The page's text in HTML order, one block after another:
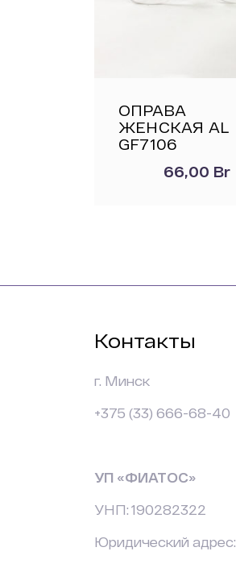
ОПРАВА
ЖЕНСКАЯ AL
GF7106
66,00 Br
Контакты
г. Минск
+375 (33) 666-68-40
УП «ФИАТОС»
УНП: 190282322
Юридический адрес: